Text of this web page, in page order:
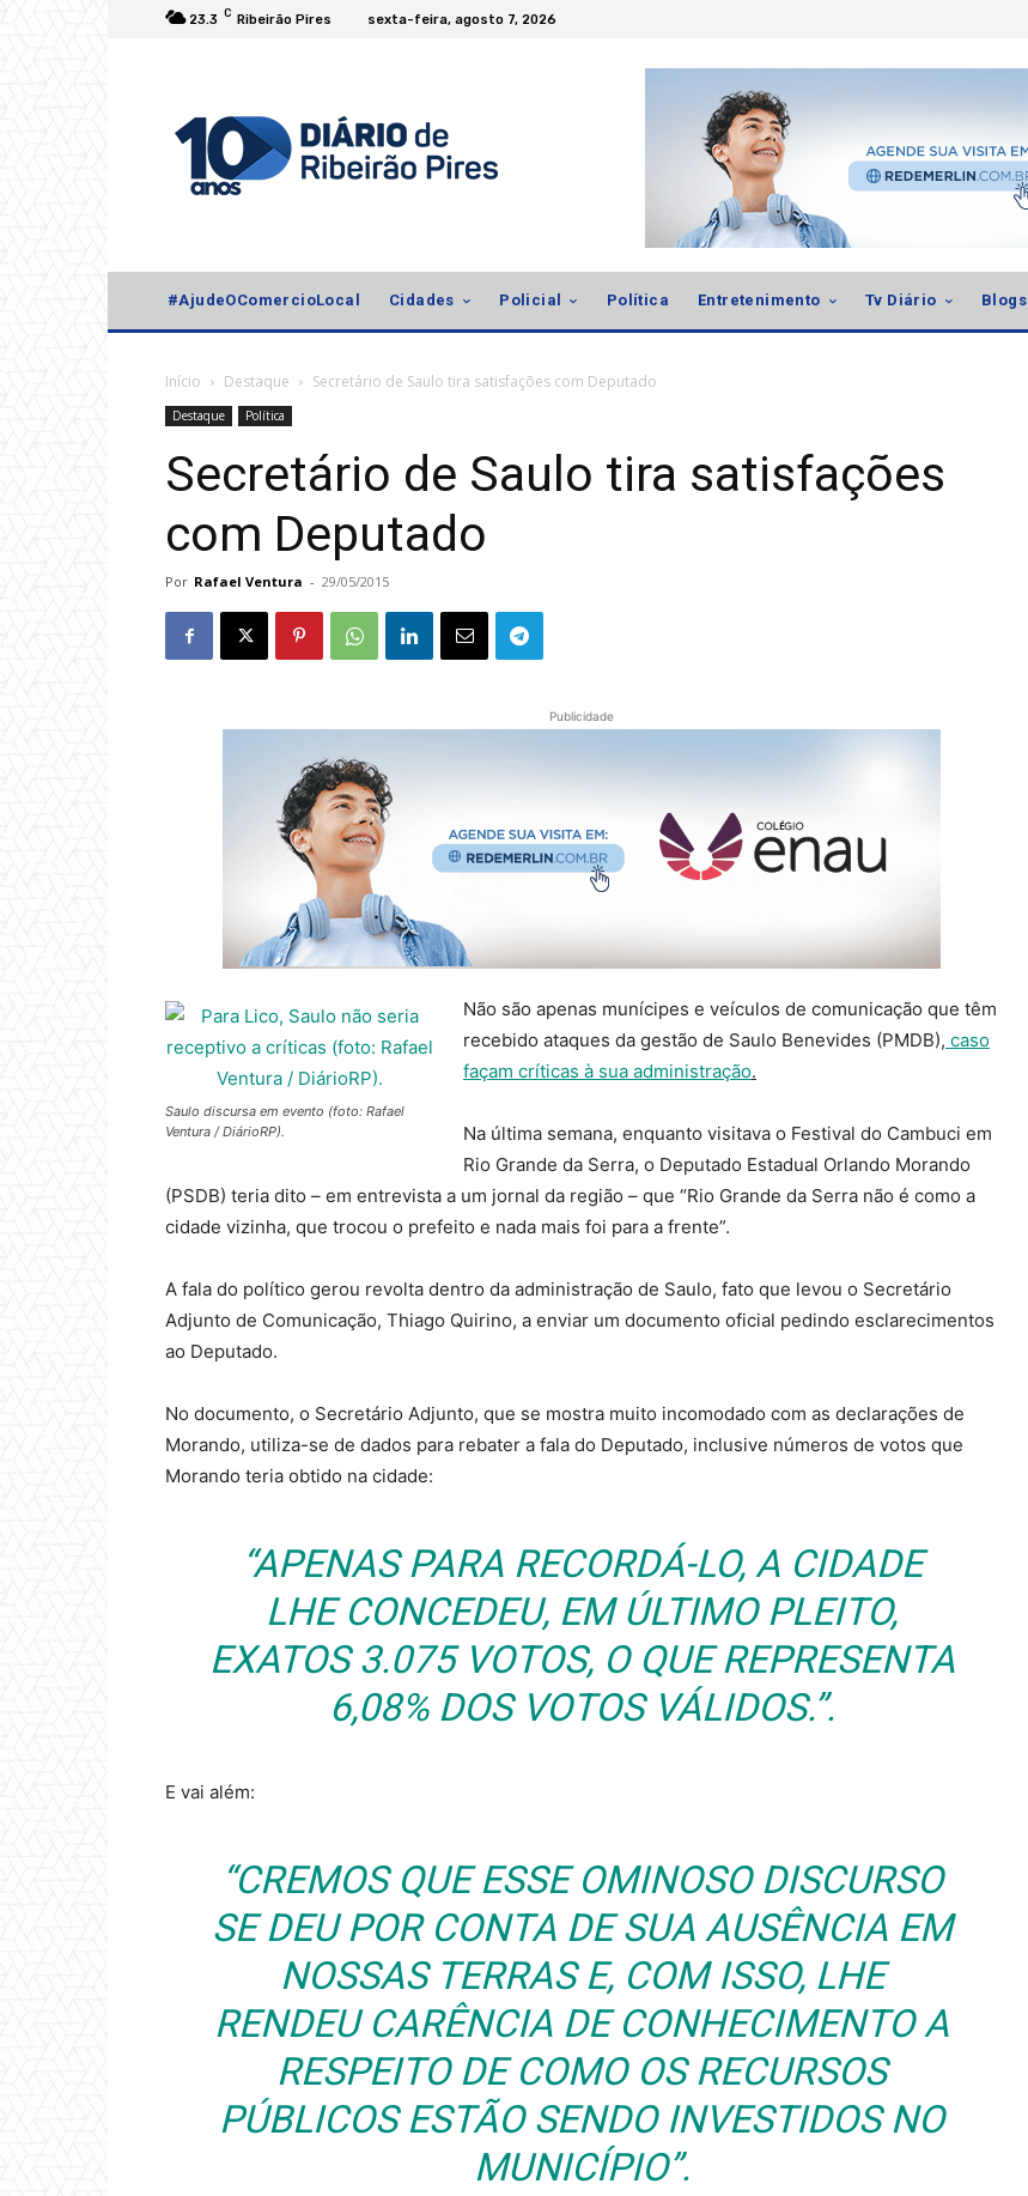
23.3 C Ribeirão Pires sexta-feira, agosto 7, 2026
#AjudeOComercioLocal Cidades Policial Política Entretenimento Tv Diário Blogs
Início Destaque Secretário de Saulo tira satisfações com Deputado
Destaque Política
Secretário de Saulo tira satisfações
com Deputado
Por Rafael Ventura - 29/05/2015
Publicidade
Saulo discursa em evento (foto: Rafael
Ventura / DiárioRP).
Não são apenas munícipes e veículos de comunicação que têm
recebido ataques da gestão de Saulo Benevides (PMDB), caso
façam críticas à sua administração.
Na última semana, enquanto visitava o Festival do Cambuci em
Rio Grande da Serra, o Deputado Estadual Orlando Morando
(PSDB) teria dito – em entrevista a um jornal da região – que “Rio Grande da Serra não é como a
cidade vizinha, que trocou o prefeito e nada mais foi para a frente”.
A fala do político gerou revolta dentro da administração de Saulo, fato que levou o Secretário
Adjunto de Comunicação, Thiago Quirino, a enviar um documento oficial pedindo esclarecimentos
ao Deputado.
No documento, o Secretário Adjunto, que se mostra muito incomodado com as declarações de
Morando, utiliza-se de dados para rebater a fala do Deputado, inclusive números de votos que
Morando teria obtido na cidade:
“APENAS PARA RECORDÁ-LO, A CIDADE
LHE CONCEDEU, EM ÚLTIMO PLEITO,
EXATOS 3.075 VOTOS, O QUE REPRESENTA
6,08% DOS VOTOS VÁLIDOS.”.
E vai além:
“CREMOS QUE ESSE OMINOSO DISCURSO
SE DEU POR CONTA DE SUA AUSÊNCIA EM
NOSSAS TERRAS E, COM ISSO, LHE
RENDEU CARÊNCIA DE CONHECIMENTO A
RESPEITO DE COMO OS RECURSOS
PÚBLICOS ESTÃO SENDO INVESTIDOS NO
MUNICÍPIO”.